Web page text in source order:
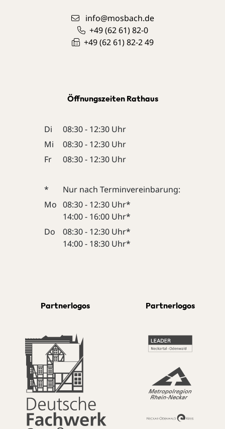
info@mosbach.de
+49 (62 61) 82-0
+49 (62 61) 82-2 49
Öffnungszeiten Rathaus
Di
08:30 - 12:30 Uhr
Mi
08:30 - 12:30 Uhr
Fr
08:30 - 12:30 Uhr
*
Nur nach Terminvereinbarung:
Mo 08:30 - 12:30 Uhr*
14:00 - 16:00 Uhr*
Do
08:30 - 12:30 Uhr*
14:00 - 18:30 Uhr*
Partnerlogos Partnerlogos